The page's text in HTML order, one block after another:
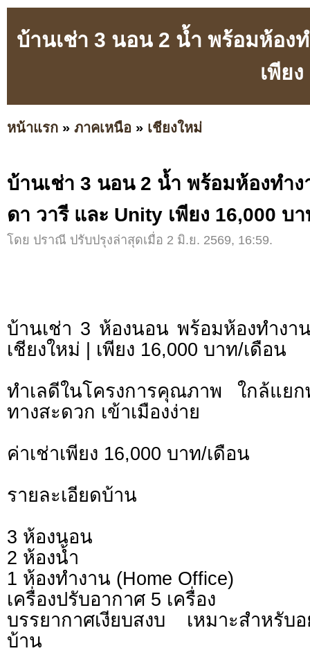
บ้านเช่า 3 นอน 2 น้ำ พร้อมห้อง
เพีย
หน้าแรก » ภาคเหนือ » เชียงใหม่
บ้านเช่า 3 นอน 2 น้ำ พร้อมห้องทำ
ดา วารี และ Unity เพียง 16,000 บ
โดย ปราณี ปรับปรุงล่าสุดเมื่อ 2 มิ.ย. 2569, 16:59.
บ้านเช่า 3 ห้องนอน พร้อมห้องทำงา
เชียงใหม่ | เพียง 16,000 บาท/เดือน
ทำเลดีในโครงการคุณภาพ ใกล้แย
ทางสะดวก เข้าเมืองง่าย
ค่าเช่าเพียง 16,000 บาท/เดือน
รายละเอียดบ้าน
3 ห้องนอน
2 ห้องน้ำ
1 ห้องทำงาน (Home Office)
เครื่องปรับอากาศ 5 เครื่อง
บรรยากาศเงียบสงบ เหมาะสำหรับ
บ้าน